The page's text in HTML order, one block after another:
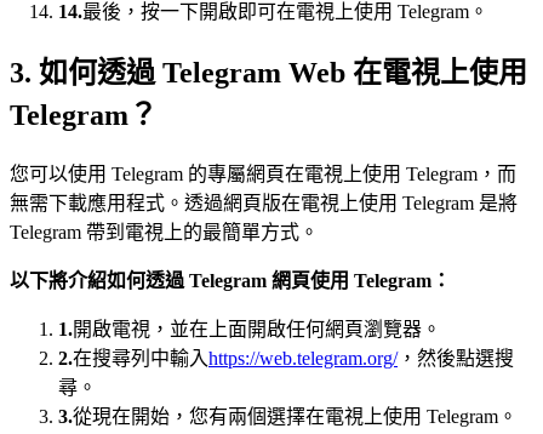
14.最後，按一下開啟即可在電視上使用 Telegram。
3. 如何透過 Telegram Web 在電視上使用
Telegram？
您可以使用 Telegram 的專屬網頁在電視上使用 Telegram，而
無需下載應用程式。透過網頁版在電視上使用 Telegram 是將
Telegram 帶到電視上的最簡單方式。
以下將介紹如何透過 Telegram 網頁使用 Telegram：
1.開啟電視，並在上面開啟任何網頁瀏覽器。
2.在搜尋列中輸入https://web.telegram.org/，然後點選搜
尋。
3.從現在開始，您有兩個選擇在電視上使用 Telegram。